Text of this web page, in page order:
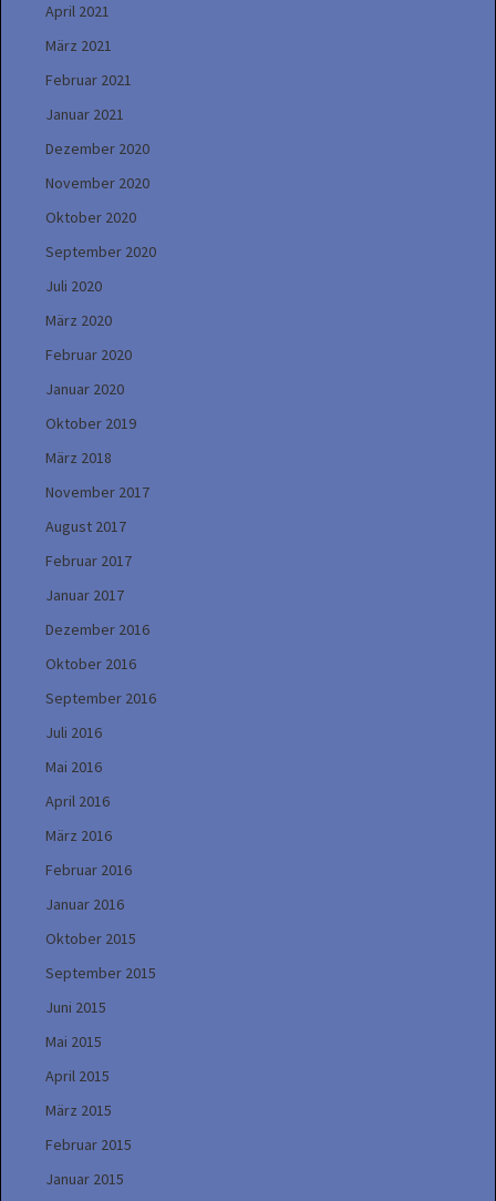
April 2021
März 2021
Februar 2021
Januar 2021
Dezember 2020
November 2020
Oktober 2020
September 2020
Juli 2020
März 2020
Februar 2020
Januar 2020
Oktober 2019
März 2018
November 2017
August 2017
Februar 2017
Januar 2017
Dezember 2016
Oktober 2016
September 2016
Juli 2016
Mai 2016
April 2016
März 2016
Februar 2016
Januar 2016
Oktober 2015
September 2015
Juni 2015
Mai 2015
April 2015
März 2015
Februar 2015
Januar 2015